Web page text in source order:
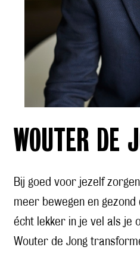
WOUTER DE
Bij goed voor jezelf
meer bewegen en
écht lekker in je vel als je
Wouter de Jong